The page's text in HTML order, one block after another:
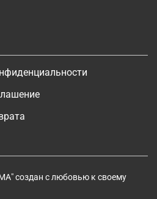
создан с любовью к своему